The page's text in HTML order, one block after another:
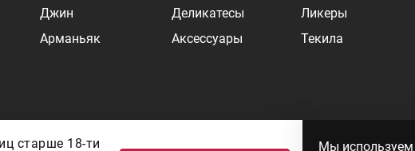
Джин
Арманьяк
Деликатесы
Аксессуары
Ликеры
Текила
характер и может быть не точной. Цены на импортные товары особенно
Все актуальные цены формируются ответом на ваши запросы. Об актуальности
старше 18-ти Мы используем